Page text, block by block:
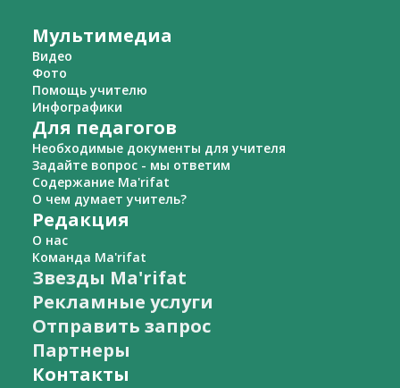
Мультимедиа
Видео
Фото
Помощь учителю
Инфографики
Для педагогов
Необходимые документы для учителя
Задайте вопрос - мы ответим
Содержание Ma'rifat
О чем думает учитель?
Редакция
О нас
Команда Ma'rifat
Звезды Ma'rifat
Рекламные услуги
Отправить запрос
Партнеры
Контакты